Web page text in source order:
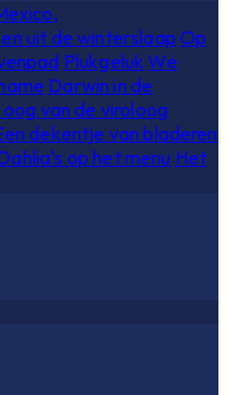
uit de winterslaap Op
Plukgeluk We
Darwin in de
van de viroloog
dekentje van bladeren
op het menu Het